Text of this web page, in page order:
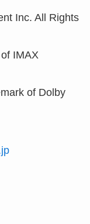
Inc. All Rights
IMAX
of Dolby